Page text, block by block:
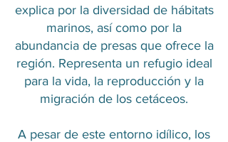
explica por la diversidad de hábitats
marinos, así como por la
abundancia de presas que ofrece la
región. Representa un refugio ideal
para la vida, la reproducción y la
migración de los cetáceos.
A pesar de este entorno idílico, los